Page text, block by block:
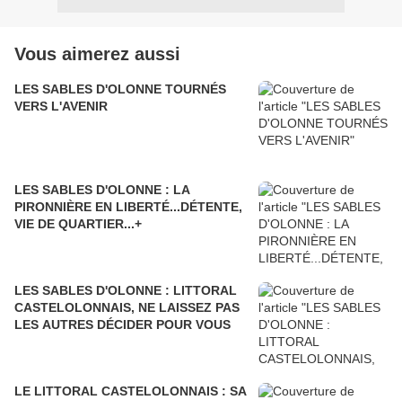
Vous aimerez aussi
LES SABLES D'OLONNE TOURNÉS
VERS L'AVENIR
LES SABLES D'OLONNE : LA
PIRONNIÈRE EN LIBERTÉ...DÉTENTE,
VIE DE QUARTIER...+
LES SABLES D'OLONNE : LITTORAL
CASTELOLONNAIS, NE LAISSEZ PAS
LES AUTRES DÉCIDER POUR VOUS
LE LITTORAL CASTELOLONNAIS : SA